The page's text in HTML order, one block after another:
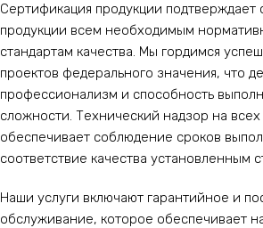
Сертификация продукции подтверждает
продукции всем необходимым
стандартам качества. Мы гордимся
проектов федерального значения, что
профессионализм и способность
сложности. Технический надзор на всех
обеспечивает соблюдение сроков
соответствие качества установленным
Наши услуги включают гарантийное и
обслуживание, которое обеспечивает